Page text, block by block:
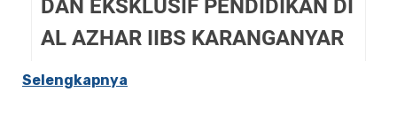
Selengkapnya